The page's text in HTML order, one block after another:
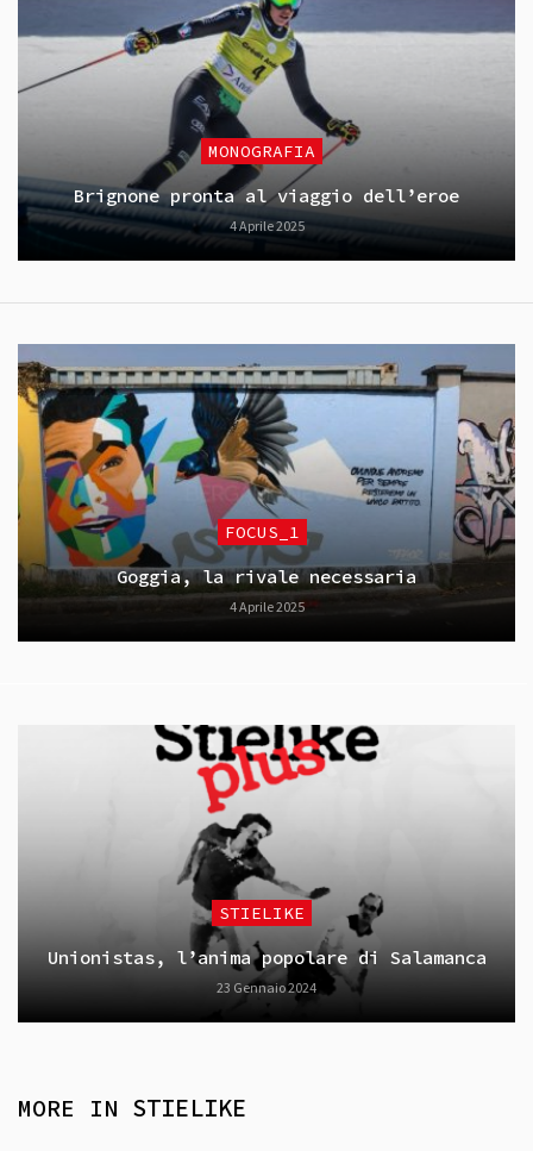
MONOGRAFIA
Brignone pronta al viaggio dell’eroe
4 Aprile 2025
FOCUS_1
Goggia, la rivale necessaria
4 Aprile 2025
STIELIKE
Unionistas, l’anima popolare di Salamanca
23 Gennaio 2024
MORE IN STIELIKE